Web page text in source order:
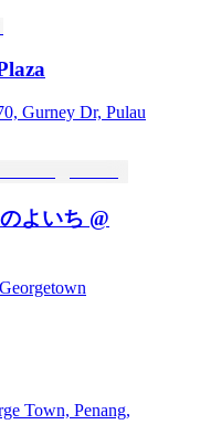
Gurney Dr, Pulau
よいち @
Town, Penang,